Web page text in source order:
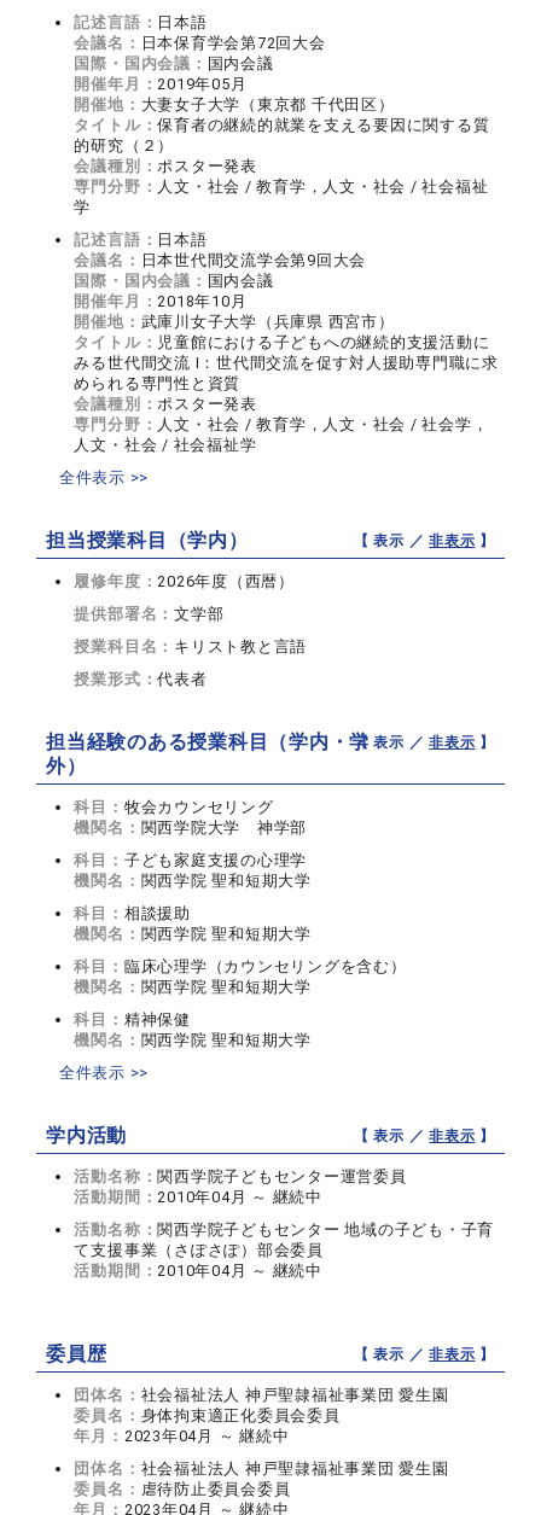
記述言語： 日本語
会議名： 日本保育学会第72回大会
国際・国内会議： 国内会議
開催年月： 2019年05月
開催地： 大妻女子大学（東京都 千代田区）
タイトル：保育者の継続的就業を支える要因に関する質
的研究（２）
会議種別： ポスター発表
専門分野： 人文・社会 / 教育学，人文・社会 / 社会福祉
学
記述言語： 日本語
会議名： 日本世代間交流学会第9回大会
国際・国内会議： 国内会議
開催年月： 2018年10月
開催地： 武庫川女子大学（兵庫県 西宮市）
タイトル： 児童館における子どもへの継続的支援活動に
みる世代間交流 Ⅰ：世代間交流を促す対人援助専門職に求
められる専門性と資質
会議種別： ポスター発表
専門分野： 人文・社会 / 教育学，人文・社会 / 社会学，
人文・社会 / 社会福祉学
全件表示 >>
担当授業科目（学内） 【 表示 ／非表示 】
履修年度： 2026年度（西暦）
提供部署名：文学部
授業科目名： キリスト教と言語
授業形式：代表者
担当経験のある授業科目（学内・学
外）
【 表示 ／非表示 】
科目： 牧会カウンセリング
機関名： 関西学院大学 神学部
科目： 子ども家庭支援の心理学
機関名： 関西学院 聖和短期大学
科目： 相談援助
機関名： 関西学院 聖和短期大学
科目： 臨床心理学（カウンセリングを含む）
機関名： 関西学院 聖和短期大学
科目： 精神保健
機関名： 関西学院 聖和短期大学
全件表示 >>
学内活動 【 表示 ／非表示 】
活動名称： 関西学院子どもセンター運営委員
活動期間： 2010年04月 ～ 継続中
活動名称： 関西学院子どもセンター 地域の子ども・子育
て支援事業（さぽさぽ）部会委員
活動期間： 2010年04月 ～ 継続中
委員歴 【 表示 ／非表示 】
団体名： 社会福祉法人 神戸聖隷福祉事業団 愛生園
委員名： 身体拘束適正化委員会委員
年月： 2023年04月 ～ 継続中
団体名： 社会福祉法人 神戸聖隷福祉事業団 愛生園
委員名： 虐待防止委員会委員
年月： 2023年04月 ～ 継続中